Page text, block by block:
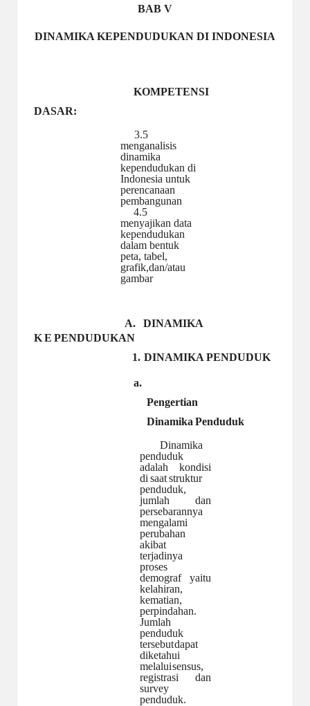
BAB V
DINAMIKA KEPENDUDUKAN DI INDONESIA
KOMPETENSI
DASAR:
3.5
menganalisis
dinamika
kependudukan di
Indonesia untuk
perencanaan
pembangunan
4.5
menyajikan data
kependudukan
dalam bentuk
peta, tabel,
grafik,dan/atau
gambar
A.
DINAMIKA
KEPENDUDUKAN
1. DINAMIKA PENDUDUK
a.
Pengertian
Dinamika Penduduk
Dinamika
penduduk
adalah
kondisi
di saat struktur
penduduk,
jumlah
dan
persebarannya
mengalami
perubahan
akibat
terjadinya
proses
demograf yaitu
kelahiran,
kematian,
perpindahan.
Jumlah
penduduk
tersebutdapat
diketahui
melaluisensus,
registrasi
dan
survey
penduduk.